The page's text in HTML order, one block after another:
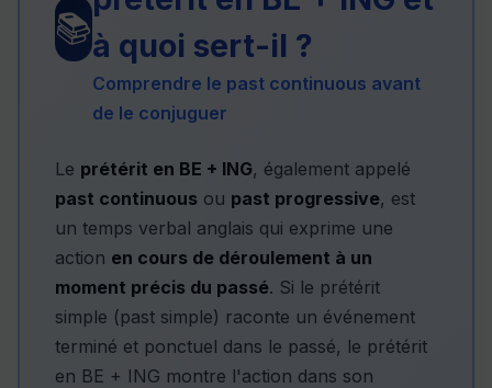
📚à quoi sert-il ?
Comprendre le past continuous avant
de le conjuguer
Le prétérit en BE + ING, également appelé
past continuous ou past progressive, est
un temps verbal anglais qui exprime une
action en cours de déroulement à un
moment précis du passé. Si le prétérit
simple (past simple) raconte un événement
terminé et ponctuel dans le passé, le prétérit
en BE + ING montre l'action dans son